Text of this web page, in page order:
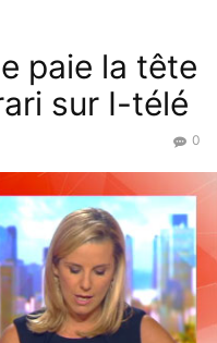
paie la tête
sur I-télé
0